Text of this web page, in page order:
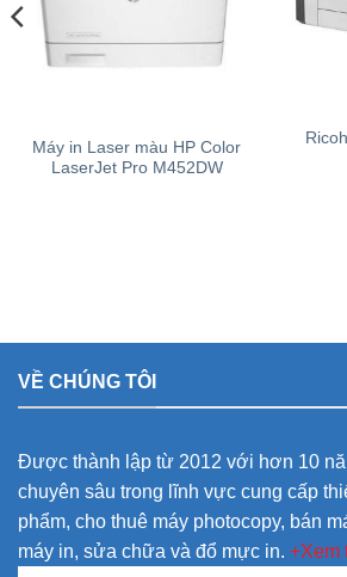
Máy in Laser màu HP Color
LaserJet Pro M452DW
VỀ CHÚNG TÔI
Được thành lập từ 2012 với hơn 10
chuyên sâu trong lĩnh vực cung cấp
phẩm, cho thuê máy photocopy, bán
máy in, sửa chữa và đổ mực in. +Xem